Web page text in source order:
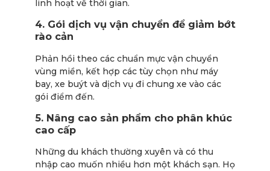
linh hoạt về thời gian.
4. Gói dịch vụ vận chuyển để giảm bớt
rào cản
Phản hồi theo các chuẩn mực vận chuyển
vùng miền, kết hợp các tùy chọn như máy
bay, xe buýt và dịch vụ đi chung xe vào các
gói điểm đến.
5. Nâng cao sản phẩm cho phân khúc
cao cấp
Những du khách thường xuyên và có thu
nhập cao muốn nhiều hơn một khách sạn. Họ